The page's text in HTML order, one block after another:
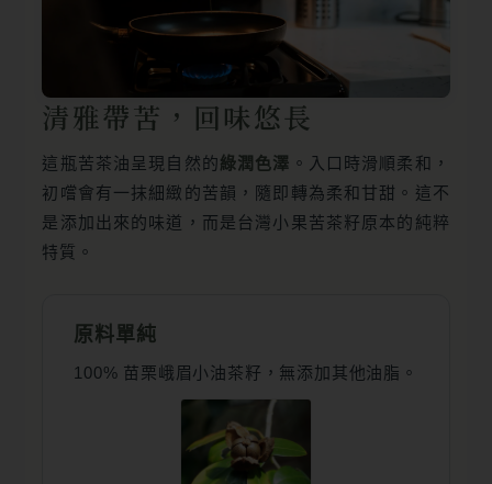
清雅帶苦，回味悠長
這瓶苦茶油呈現自然的綠潤色澤 。入口時滑順柔和，
初嚐會有一抹細緻的苦韻，隨即轉為柔和甘甜。這不
是添加出來的味道，而是台灣小果苦茶籽原本的純粹
特質。
原料單純
100% 苗栗峨眉小油茶籽，無添加其他油脂。